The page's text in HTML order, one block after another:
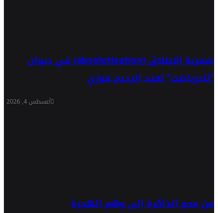
شعرية الإطلاق (absolutisation) في ديوان
“ثاحرياضت” لعبد الرحيم فوزي
أغسطس 4, 2026
من محو الذاكرة إلى وهم الهجرة